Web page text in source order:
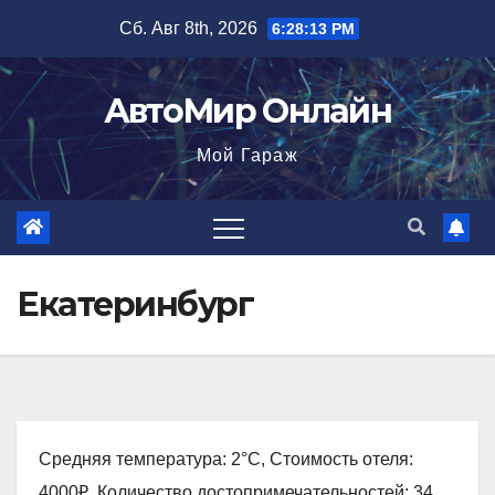
содержимому
Сб. Авг 8th, 2026 6:28:14 PM
АвтоМир Онлайн
Мой Гараж
Екатеринбург
Средняя температура: 2°C, Стоимость отеля: